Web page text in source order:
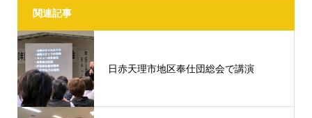
関連記事
日赤天理市地区奉仕団総会で講演